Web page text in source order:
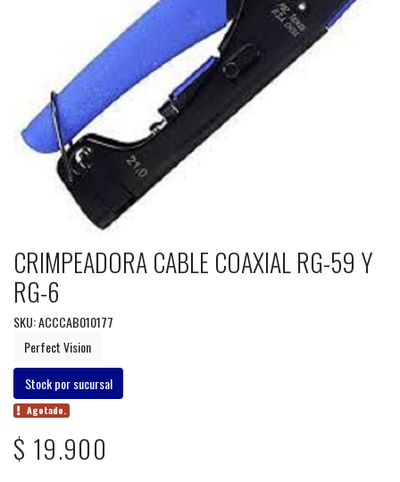
CRIMPEADORA CABLE COAXIAL RG-59 Y
RG-6
SKU: ACCCAB010177
Perfect Vision
Stock por sucursal
Agotado.
$ 19.900